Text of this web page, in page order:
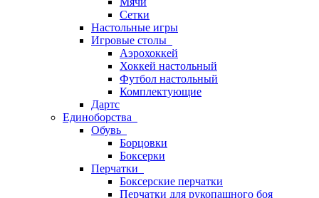
Сетки
Настольные игры
Игровые столы
Аэрохоккей
Хоккей настольный
Футбол настольный
Комплектующие
Дартс
Единоборства
Обувь
Борцовки
Боксерки
Перчатки
Боксерские перчатки
Перчатки для рукопашного боя